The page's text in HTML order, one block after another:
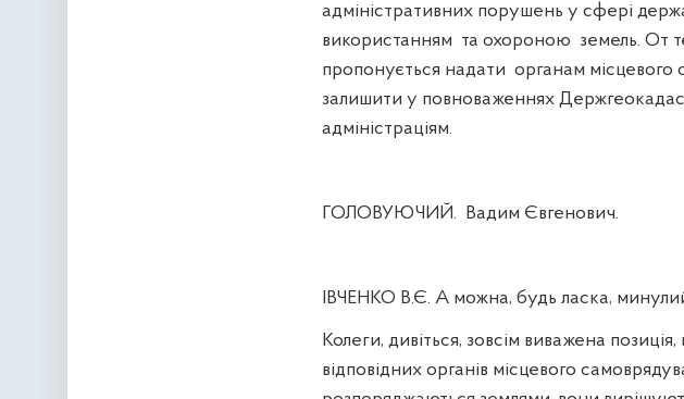
адміністративних порушень у сфері
використанням та охороною земель. От
пропонується надати органам місцевого
залишити у повноваженнях
адміністраціям.
ГОЛОВУЮЧИЙ. Вадим Євгенович.
ІВЧЕНКО В.Є. А можна, будь ласка,
Колеги, дивіться, зовсім виважена
відповідних органів місцевого